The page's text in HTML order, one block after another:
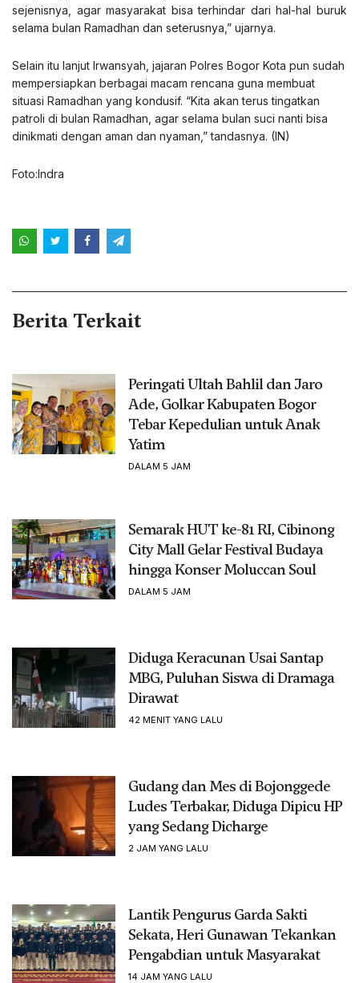
sejenisnya, agar masyarakat bisa terhindar dari hal-hal buruk
selama bulan Ramadhan dan seterusnya,” ujarnya.
Selain itu lanjut Irwansyah, jajaran Polres Bogor Kota pun sudah
mempersiapkan berbagai macam rencana guna membuat
situasi Ramadhan yang kondusif. “Kita akan terus tingatkan
patroli di bulan Ramadhan, agar selama bulan suci nanti bisa
dinikmati dengan aman dan nyaman,” tandasnya. (IN)
Foto:Indra
Berita Terkait
Peringati Ultah Bahlil dan Jaro
Ade, Golkar Kabupaten Bogor
Tebar Kepedulian untuk Anak
Yatim
DALAM 5 JAM
Semarak HUT ke-81 RI, Cibinong
City Mall Gelar Festival Budaya
hingga Konser Moluccan Soul
DALAM 5 JAM
Diduga Keracunan Usai Santap
MBG, Puluhan Siswa di Dramaga
Dirawat
42 MENIT YANG LALU
Gudang dan Mes di Bojonggede
Ludes Terbakar, Diduga Dipicu HP
yang Sedang Dicharge
2 JAM YANG LALU
Lantik Pengurus Garda Sakti
Sekata, Heri Gunawan Tekankan
Pengabdian untuk Masyarakat
14 JAM YANG LALU